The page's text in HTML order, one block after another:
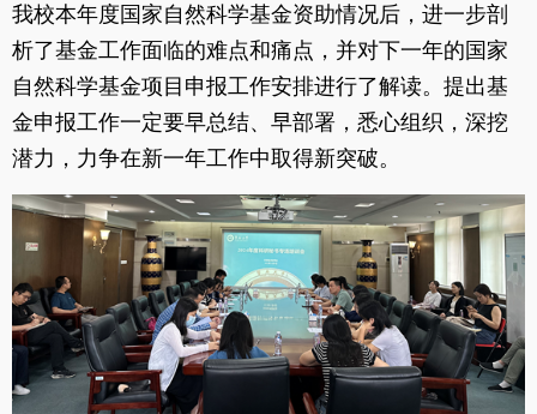
我校本年度国家自然科学基金资助情况后，进一步剖
析了基金工作面临的难点和痛点，并对下一年的国家
自然科学基金项目申报工作安排进行了解读。提出基
金申报工作一定要早总结、早部署，悉心组织，深挖
潜力，力争在新一年工作中取得新突破。